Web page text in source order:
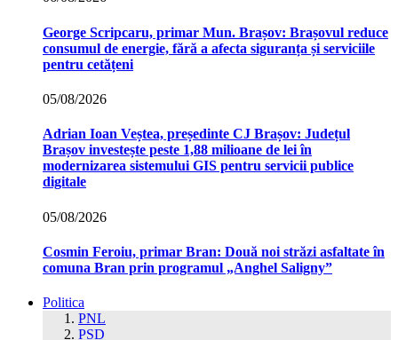
George Scripcaru, primar Mun. Brașov: Brașovul reduce
consumul de energie, fără a afecta siguranța și serviciile
pentru cetățeni
05/08/2026
Adrian Ioan Veștea, președinte CJ Brașov: Județul
Brașov investește peste 1,88 milioane de lei în
modernizarea sistemului GIS pentru servicii publice
digitale
05/08/2026
Cosmin Feroiu, primar Bran: Două noi străzi asfaltate în
comuna Bran prin programul „Anghel Saligny”
Politica
PNL
PSD